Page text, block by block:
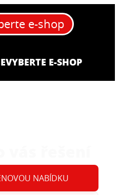
VYBERTE E-SHOP
e-shop
NABÍDKU